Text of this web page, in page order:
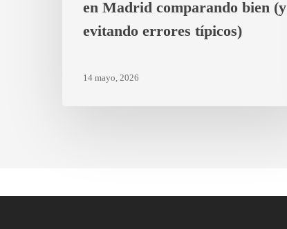
en Madrid comparando bien (y
evitando errores típicos)
14 mayo, 2026